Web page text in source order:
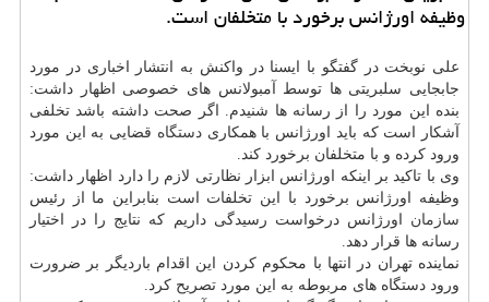
وظیفه اورژانس برخورد با متخلفان است.
علی نوبخت در گفتگو با ایسنا در واكنش به انتشار اخباری در مورد
جابجایی سلبریتی ها توسط آمبولانس های خصوصی اظهار داشت:
بنده این مورد را از رسانه ها شنیدم. اگر صحت داشته باشد تخلفی
آشكار است كه باید اورژانس با همكاریدستگاه قضایی به این مورد
ورود كرده و با متخلفان برخورد كند.
وی با تاكید بر اینكه اورژانس ابزار نظارتی لازم را دارد اظهار داشت:
وظیفه اورژانس برخورد با این تخلفات است بنابراین ما از رئیس
سازمان اورژانس درخواست رسیدگی داریم كه نتایج را در اختیار
رسانه ها قرار دهد.
نماینده تهران در انتها با محكوم كردن این اقدام باردیگر بر ضرورت
ورود دستگاه های مربوطه به این مورد تصریح كرد.